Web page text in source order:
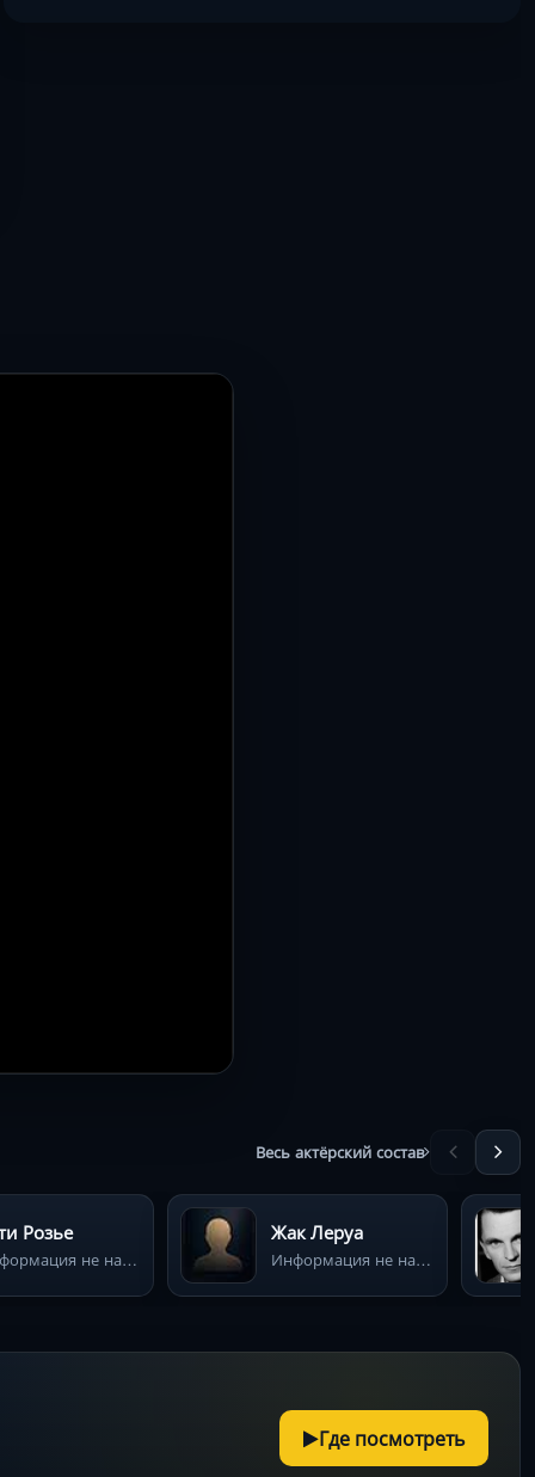
Весь актёрский состав
Розье
Информация не найдена
Жак Леруа
Информация не найдена
Где посмотреть